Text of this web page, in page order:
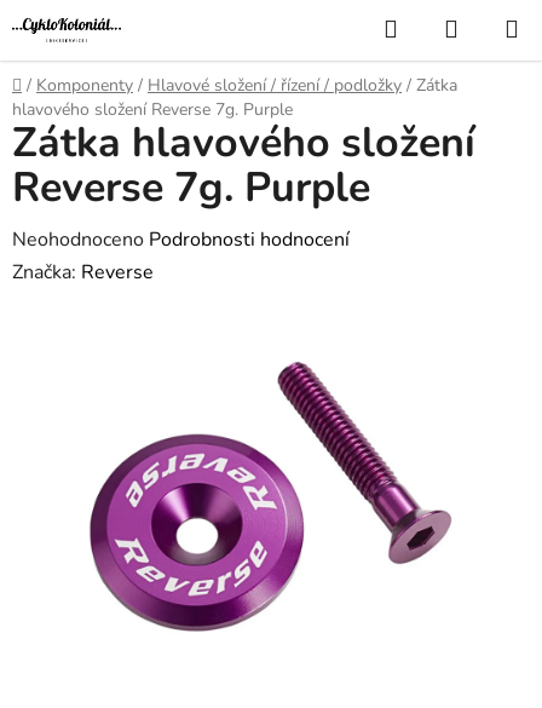
Přejít
na
obsah
Hledat
KOŠÍK
Domů
/ Komponenty / Hlavové složení / řízení / podložky / Zátka
hlavového složení Reverse 7g. Purple
Zátka hlavového složení
Reverse 7g. Purple
Průměrné
hodnocení
Neohodnoceno Podrobnosti hodnocení
Značka: Reverse